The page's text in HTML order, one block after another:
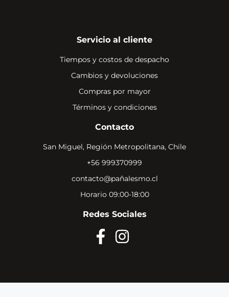
Servicio al cliente
Tiempos y costos de despacho
Cambios y devoluciones
Compras por mayor
Términos y condiciones
Contacto
San Miguel, Región Metropolitana, Chile
+56 999370999
contacto@pañalesmo.cl
Horario 09:00-18:00
Redes Sociales